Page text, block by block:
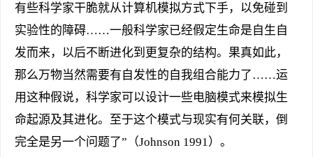
有些科学家干脆就从计算机模拟方式下手，以免碰到
实验性的障碍……一般科学家已经假定生命是自生自
发而来，以后不断进化到更复杂的结构。果真如此，
那么万物当然需要有自发性的自我组合能力了……运
用这种假说，科学家可以设计一些电脑模式来模拟生
命起源及其进化。至于这个模式与现实有何关联，倒
完全是另一个问题了”（Johnson 1991）。